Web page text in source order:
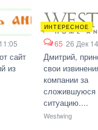
сайт
из
ИНТЕРЕСНОЕ
65 26 Дек
Дмитрий,
свои
компании за
сложившуюся
ситуацию....
Westwing